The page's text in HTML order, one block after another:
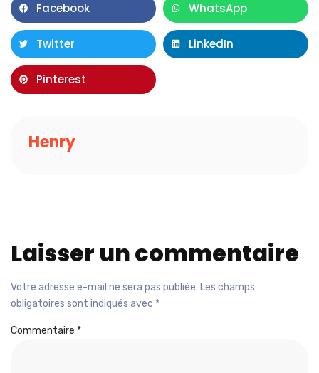
Facebook WhatsApp
Twitter LinkedIn
Pinterest
Henry
Laisser un commentaire
Votre adresse e-mail ne sera pas publiée. Les champs
obligatoires sont indiqués avec *
Commentaire *